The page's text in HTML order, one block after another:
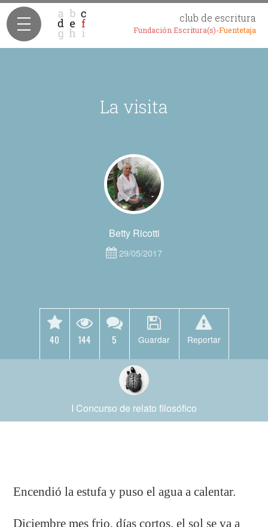
club de escritura
Fundación Escritura(s)-Fuentetaja
La visita
Betty Ricotti
29/05/2017
40 144 5 Guardar Reportar
I Concurso de relato filosófico
Encendió la estufa y puso el agua a calentar.
Diciembre mes frio, días cortos, el sol se va a